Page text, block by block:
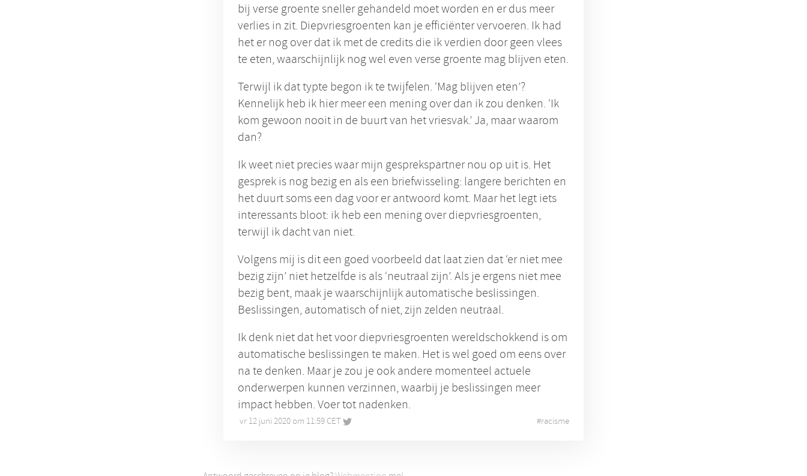
bij verse groente sneller gehandeld moet worden en er dus meer
verlies in zit. Diepvriesgroenten kan je efficiënter vervoeren. Ik had
het er nog over dat ik met de credits die ik verdien door geen vlees
te eten, waarschijnlijk nog wel even verse groente mag blijven eten.
Terwijl ik dat typte begon ik te twijfelen. ‘Mag blijven eten’?
Kennelijk heb ik hier meer een mening over dan ik zou denken. ‘Ik
kom gewoon nooit in de buurt van het vriesvak.’ Ja, maar waarom
dan?
Ik weet niet precies waar mijn gesprekspartner nou op uit is. Het
gesprek is nog bezig en als een briefwisseling: langere berichten en
het duurt soms een dag voor er antwoord komt. Maar het legt iets
interessants bloot: ik heb een mening over diepvriesgroenten,
terwijl ik dacht van niet.
Volgens mij is dit een goed voorbeeld dat laat zien dat ‘er niet mee
bezig zijn’ niet hetzelfde is als ‘neutraal zijn’. Als je ergens niet mee
bezig bent, maak je waarschijnlijk automatische beslissingen.
Beslissingen, automatisch of niet, zijn zelden neutraal.
Ik denk niet dat het voor diepvriesgroenten wereldschokkend is om
automatische beslissingen te maken. Het is wel goed om eens over
na te denken. Maar je zou je ook andere momenteel actuele
onderwerpen kunnen verzinnen, waarbij je beslissingen meer
impact hebben. Voer tot nadenken.
vr 12 juni 2020 om 11:59 CET #racisme